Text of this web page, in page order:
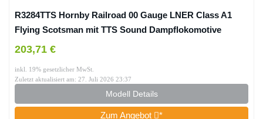
R3284TTS Hornby Railroad 00 Gauge LNER Class A1
Flying Scotsman mit TTS Sound Dampflokomotive
203,71 €
inkl. 19% gesetzlicher MwSt.
Zuletzt aktualisiert am: 27. Juli 2026 23:37
Modell Details
Zum Angebot *